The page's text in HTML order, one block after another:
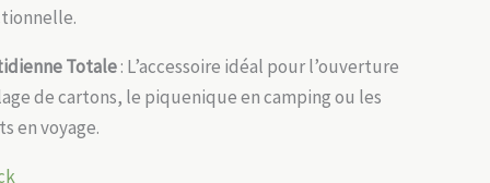
Totale: L’accessoire idéal pour l’ouverture
de cartons, le piquenique en camping ou les
en voyage.